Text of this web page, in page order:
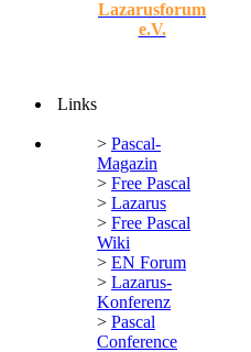
Lazarusforum
e.V.
Links
> Pascal-
Magazin
> Free Pascal
> Lazarus
> Free Pascal
Wiki
> EN Forum
> Lazarus-
Konferenz
> Pascal
Conference